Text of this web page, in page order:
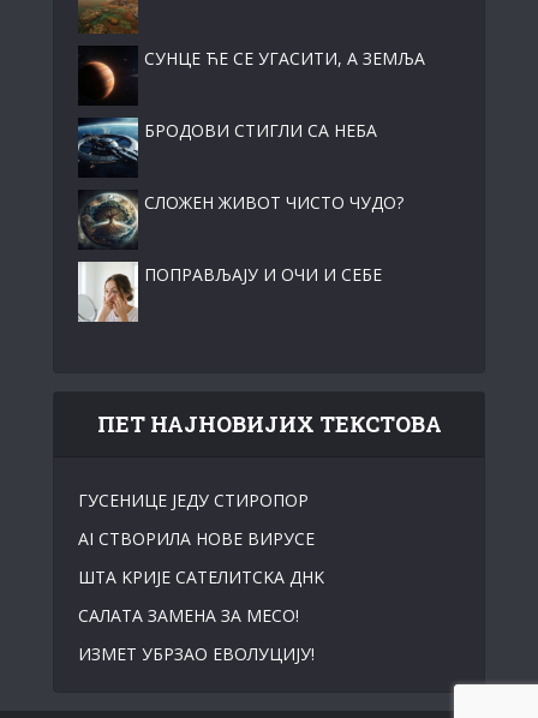
СУНЦЕ ЋЕ СЕ УГАСИТИ, А ЗЕМЉА
БРОДОВИ СТИГЛИ СА НЕБА
СЛОЖЕН ЖИВОТ ЧИСТО ЧУДО?
ПОПРАВЉАЈУ И ОЧИ И СЕБЕ
ПЕТ НАЈНОВИЈИХ ТЕКСТОВА
ГУСЕНИЦЕ ЈЕДУ СТИРОПОР
АI СТВОРИЛА НОВЕ ВИРУСЕ
ШТА KРИЈЕ САТЕЛИТСKА ДНK
САЛАТА ЗАМЕНА ЗА МЕСО!
ИЗМЕТ УБРЗАО ЕВОЛУЦИЈУ!